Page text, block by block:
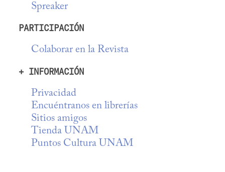
Spreaker
PARTICIPACIÓN
Colaborar en la Revista
+ INFORMACIÓN
Privacidad
Encuéntranos en librerías
Sitios amigos
Tienda UNAM
Puntos Cultura UNAM